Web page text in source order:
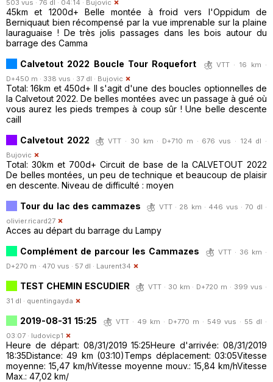
503 vus · 76 dl · 04:14 · Bujovic
45km et 1200d+ Belle montée à froid vers l'Oppidum de
Berniquaut bien récompensé par la vue imprenable sur la plaine
lauraguaise ! De très jolis passages dans les bois autour du
barrage des Camma
Calvetout 2022 Boucle Tour Roquefort
VTT · 16 km ·
D+450 m · 338 vus · 37 dl · Bujovic
Total: 16km et 450d+ Il s'agit d'une des boucles optionnelles de
la Calvetout 2022. De belles montées avec un passage à gué où
vous aurez les pieds trempes à coup sûr ! Une belle descente
caill
Calvetout 2022
VTT · 30 km · D+710 m · 676 vus · 124 dl ·
Bujovic
Total: 30km et 700d+ Circuit de base de la CALVETOUT 2022
De belles montées, un peu de technique et beaucoup de plaisir
en descente. Niveau de difficulté : moyen
Tour du lac des cammazes
VTT · 28 km · 446 vus · 70 dl ·
olivier.ricard27
Acces au départ du barrage du Lampy
Complément de parcour les Cammazes
VTT · 36 km ·
D+270 m · 470 vus · 57 dl · Laurent34
TEST CHEMIN ESCUDIER
VTT · 30 km · D+720 m · 399 vus ·
31 dl · quentingayda
2019-08-31 15:25
VTT · 49 km · D+770 m · 549 vus · 55 dl ·
03:07 · ludovicp1
Heure de départ: 08/31/2019 15:25Heure d'arrivée: 08/31/2019
18:35Distance: 49 km (03:10)Temps déplacement: 03:05Vitesse
moyenne: 15,47 km/hVitesse moyenne mouv.: 15,84 km/hVitesse
Max.: 47,02 km/